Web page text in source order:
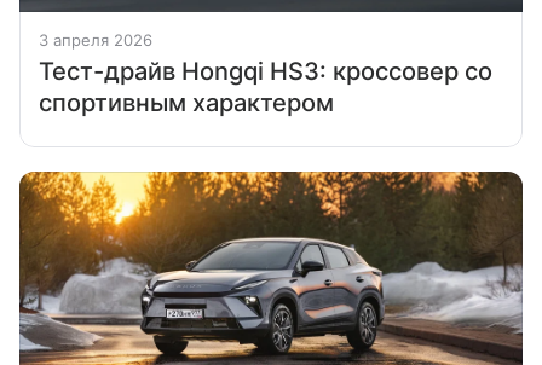
3 апреля 2026
Тест-драйв Hongqi HS3: кроссовер со
спортивным характером